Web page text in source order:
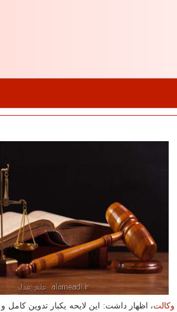
وكالت، اظهار داشت: این لایحه یكبار تدوین كامل